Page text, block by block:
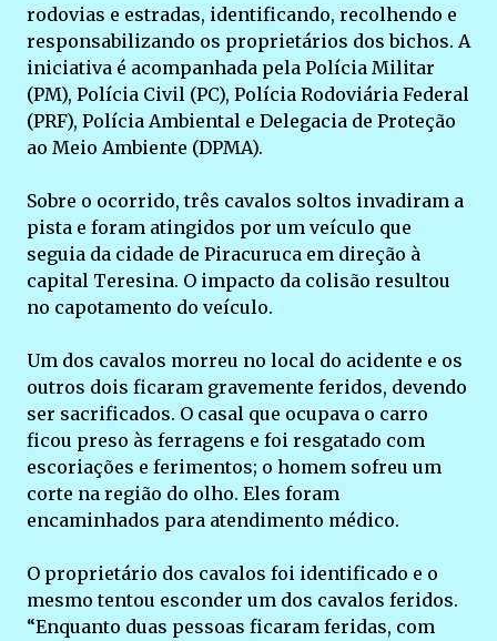
rodovias e estradas, identificando, recolhendo e
responsabilizando os proprietários dos bichos. A
iniciativa é acompanhada pela Polícia Militar
(PM), Polícia Civil (PC), Polícia Rodoviária Federal
(PRF), Polícia Ambiental e Delegacia de Proteção
ao Meio Ambiente (DPMA).
Sobre o ocorrido, três cavalos soltos invadiram a
pista e foram atingidos por um veículo que
seguia da cidade de Piracuruca em direção à
capital Teresina. O impacto da colisão resultou
no capotamento do veículo.
Um dos cavalos morreu no local do acidente e os
outros dois ficaram gravemente feridos, devendo
ser sacrificados. O casal que ocupava o carro
ficou preso às ferragens e foi resgatado com
escoriações e ferimentos; o homem sofreu um
corte na região do olho. Eles foram
encaminhados para atendimento médico.
O proprietário dos cavalos foi identificado e o
mesmo tentou esconder um dos cavalos feridos.
“Enquanto duas pessoas ficaram feridas, com